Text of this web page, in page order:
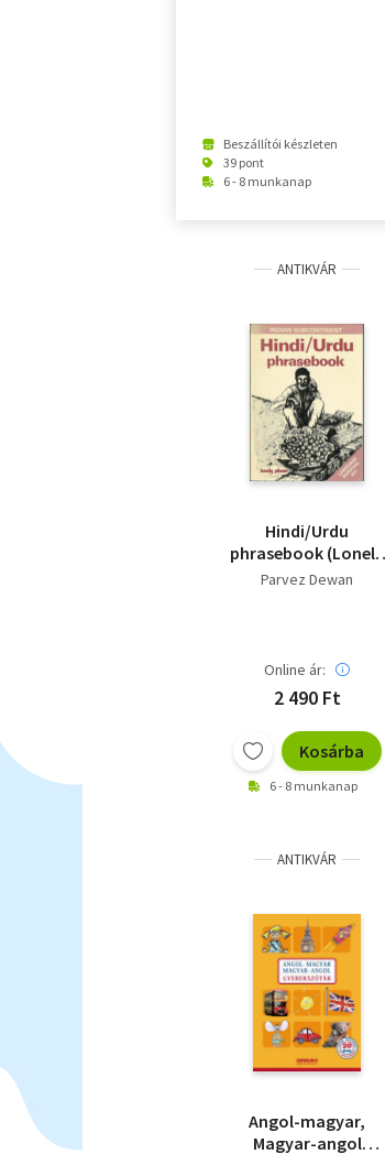
Beszállítói készleten
39 pont
6 - 8 munkanap
ANTIKVÁR
Hindi/Urdu
phrasebook (Lonely
Planet Language
Parvez Dewan
Online ár:
2 490 Ft
Kosárba
6 - 8 munkanap
ANTIKVÁR
Angol-magyar,
Magyar-angol